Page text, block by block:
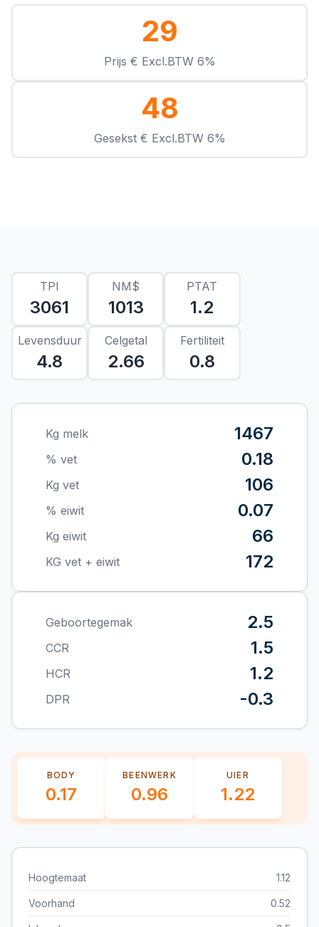
29
Prijs € Excl.BTW 6%
48
Gesekst € Excl.BTW 6%
TPI
3061
NM$
1013
PTAT
1.2
Levensduur
4.8
Celgetal
2.66
Fertiliteit
0.8
Kg melk 1467
% vet 0.18
Kg vet 106
% eiwit 0.07
Kg eiwit 66
KG vet + eiwit 172
Geboortegemak 2.5
CCR 1.5
HCR 1.2
DPR -0.3
BODY
0.17
BEENWERK
0.96
UIER
1.22
Hoogtemaat 1.12
Voorhand 0.52